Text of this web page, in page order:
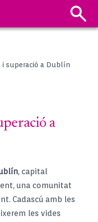
i superació a Dublín
a
, capital
una comunitat
Cadascú amb les
les vides